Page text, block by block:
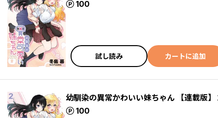
100
ポイント
試し読み カートに追加
幼馴染の異常かわいい妹ちゃん 【連載版】
100
ポイント